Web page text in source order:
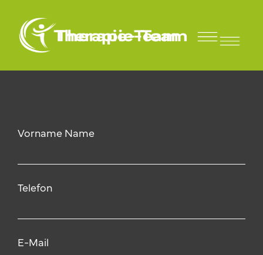
Steffen Krippner
Vorname Name
Telefon
E-Mail